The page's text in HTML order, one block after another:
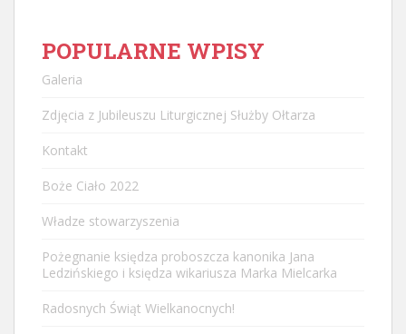
POPULARNE WPISY
Galeria
Zdjęcia z Jubileuszu Liturgicznej Służby Ołtarza
Kontakt
Boże Ciało 2022
Władze stowarzyszenia
Pożegnanie księdza proboszcza kanonika Jana
Ledzińskiego i księdza wikariusza Marka Mielcarka
Radosnych Świąt Wielkanocnych!